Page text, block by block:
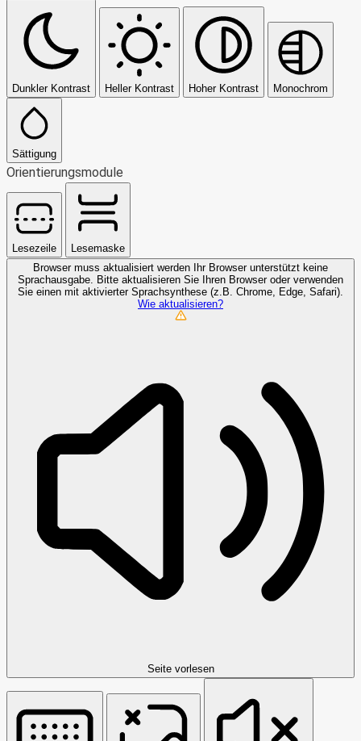
Dunkler Kontrast Heller Kontrast Hoher Kontrast Monochrom
Sättigung
Orientierungsmodule
Lesezeile
Lesemaske
Browser muss aktualisiert werden
Ihr Browser unterstützt keine
Sprachausgabe. Bitte aktualisieren Sie Ihren Browser oder verwenden
Sie einen mit aktivierter Sprachsynthese (z.B. Chrome, Edge, Safari).
Wie aktualisieren?
Seite vorlesen